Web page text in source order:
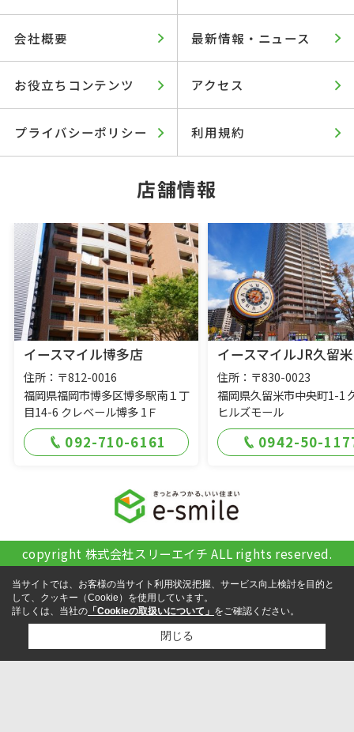
会社概要 最新情報・ニュース
お役立ちコンテンツ アクセス
プライバシーポリシー 利用規約
店舗情報
イースマイル博多店
住所：〒812-0016
福岡県福岡市博多区博多駅南１丁
目14-6 クレベール博多 1Ｆ
092-710-6161
イースマイルJR久留
住所：〒830-0023
福岡県久留米市中央町1-1
ヒルズモール
0942-50-
copyright 株式会社スリーエイチ ALL rights reserved.
当サイトでは、お客様の当サイト利用状況把握、サービス向上検討を目的と
して、クッキー（Cookie）を使用しています。
詳しくは、当社の 「Cookieの取扱いについて」 をご確認ください。
閉じる